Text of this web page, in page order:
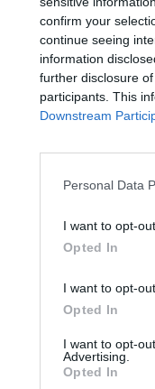
confirm your
continue seeing
information
further disclosure
participants. This
Downstream
Personal Data
I want to opt-
Opted In
I want to opt-
Opted In
I want to opt-
Advertising.
Opted In